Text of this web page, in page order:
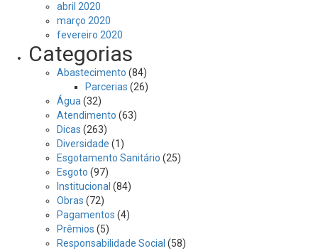
abril 2020
março 2020
fevereiro 2020
Categorias
Abastecimento (84)
Parcerias (26)
Água (32)
Atendimento (63)
Dicas (263)
Diversidade (1)
Esgotamento Sanitário (25)
Esgoto (97)
Institucional (84)
Obras (72)
Pagamentos (4)
Prêmios (5)
Responsabilidade Social (58)